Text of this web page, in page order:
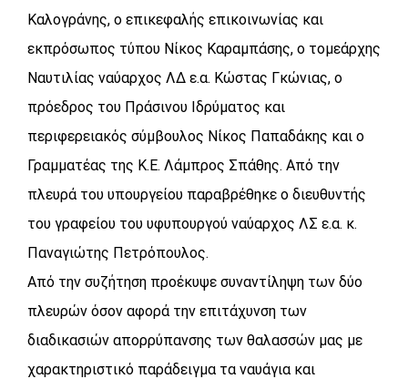
Καλογράνης, ο επικεφαλής επικοινωνίας και
εκπρόσωπος τύπου Νίκος Καραμπάσης, ο τομεάρχης
Ναυτιλίας ναύαρχος ΛΔ ε.α. Κώστας Γκώνιας, ο
πρόεδρος του Πράσινου Ιδρύματος και
περιφερειακός σύμβουλος Νίκος Παπαδάκης και ο
Γραμματέας της Κ.Ε. Λάμπρος Σπάθης. Από την
πλευρά του υπουργείου παραβρέθηκε ο διευθυντής
του γραφείου του υφυπουργού ναύαρχος ΛΣ ε.α. κ.
Παναγιώτης Πετρόπουλος.
Από την συζήτηση προέκυψε συναντίληψη των δύο
πλευρών όσον αφορά την επιτάχυνση των
διαδικασιών απορρύπανσης των θαλασσών μας με
χαρακτηριστικό παράδειγμα τα ναυάγια και